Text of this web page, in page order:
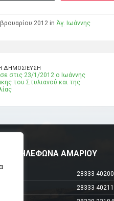
2012 in Άγ. Ιωάννης
ΔΗΜΟΣΊΕΥΣΗ
στις 23/1/2012 ο Ιωάννης
του Στυλιανού και της
ΤΗΛΕΦΩΝΑ ΑΜΑΡΙΟΥ
28333 40200
28333 40211